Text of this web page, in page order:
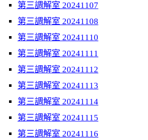
第三調解室 20241107
第三調解室 20241108
第三調解室 20241110
第三調解室 20241111
第三調解室 20241112
第三調解室 20241113
第三調解室 20241114
第三調解室 20241115
第三調解室 20241116